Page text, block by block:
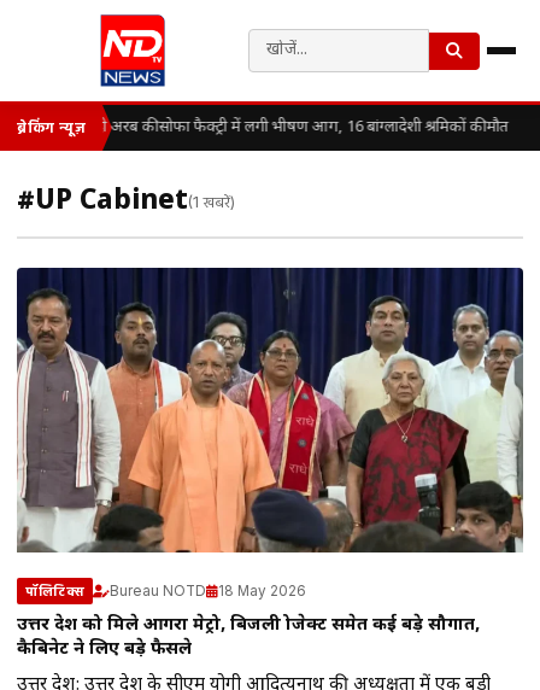
ब्रेकिंग न्यूज़सऊदी अरब की सोफा फैक्ट्री में लगी भीषण आग, 16 बांग्लादेशी श्रमिकों की मौत
#UP Cabinet(1 खबरें)
पॉलिटिक्स Bureau NOTD 18 May 2026
उत्तर प्रदेश को मिले आगरा मेट्रो, बिजली प्रोजेक्ट समेत कई बड़े सौगात,
कैबिनेट ने लिए बड़े फैसले